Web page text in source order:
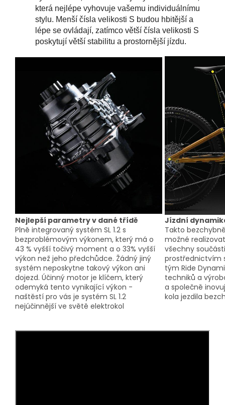
která nejlépe vyhovuje vašemu individuálnímu
stylu. Menší čísla velikosti S budou hbitější a
lépe se ovládají, zatímco větší čísla velikosti S
poskytují větší stabilitu a prostornější jízdu.
Nejlepší parametry v dané třídě
Plně integrovaný systém SL 1.2 s
bezproblémovým výkonem, který má o
43 % vyšší točivý moment a o 33% vyšší
výkon než jeho předchůdce. Žádný jiný
systém neposkytne takový výkon ani
dojezd. Účinný motor je klíčem, který
odemyká tento vynikající výkon -
naštěstí pro vás je systém SL 1.2
nejúčinnější ve světě elektrokol
Jízdní
Takto
možné
všechny
prostřednictvím
tým Ride
techniků a
a společně
kola jezdila